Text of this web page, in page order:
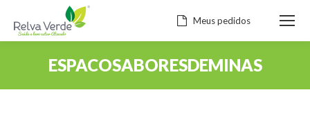
Meus pedidos
ESPACOSABORESDEMINAS